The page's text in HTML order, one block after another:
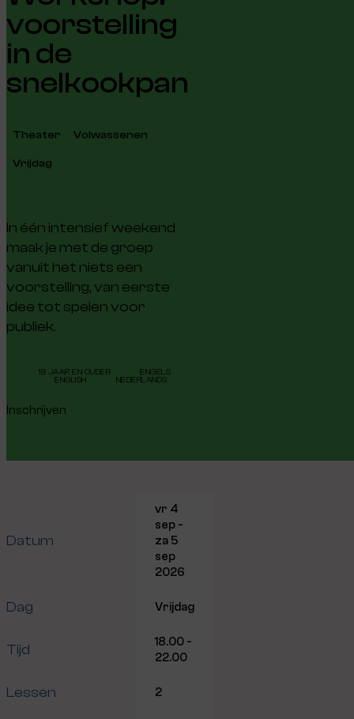
voorstelling
in de
snelkookpan
Theater Volwassenen
Vrijdag
In één intensief weekend
maak je met de groep
vanuit het niets een
voorstelling, van eerste
idee tot spelen voor
publiek.
18 JAAR EN OUDER
ENGELS
ENGLISH
NEDERLANDS
Inschrijven
Datum
vr 4
sep -
za 5
sep
2026
Dag Vrijdag
Tijd
18.00 -
22.00
Lessen 2